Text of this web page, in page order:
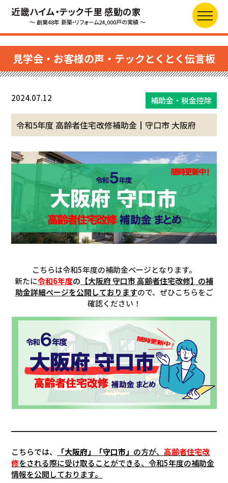
近畿ハイム・テック千里 感動の家
～ 創業48年 新築・リフォーム24,000戸の実績 ～
見学会・お客様の声・テックとくとく伝言板
2024.07.12 補助金・税金控除
令和5年度 高齢者住宅改修補助金┃守口市 大阪府
こちらは令和5年度の補助金ページとなります。
新たに令和6年度の 【大阪府 守口市 高齢者住宅改修】の補
助金詳細ページを公開しておりますので、ぜひこちらをご
確認ください！
こちらでは、 「大阪府」「守口市 」 の方が、 高齢者住宅改
修をされる際に受け取ることができる、令和5年度の補助金
情報を公開しております。